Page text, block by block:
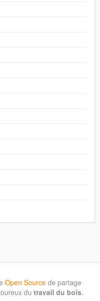
Open Source de partage
du travail du bois.